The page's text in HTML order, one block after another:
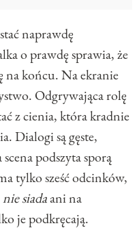
naprawdę
o prawdę sprawia, że
na końcu. Na ekranie
Odgrywająca rolę
z cienia, która kradnie
Dialogi są gęste,
podszyta sporą
tylko sześć odcinków,
nie siadaani na
je podkręcają.